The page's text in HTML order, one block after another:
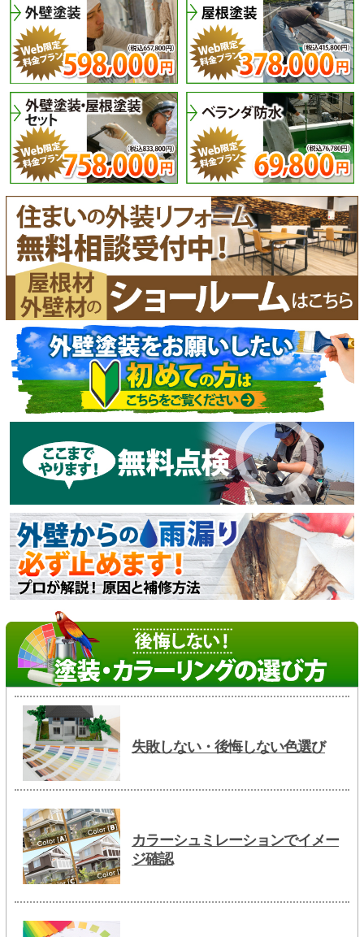
失敗しない・後悔しない色選び
カラーシュミレーションでイメー
ジ確認